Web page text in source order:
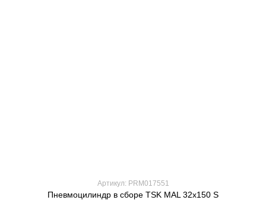
Артикул: PRM017551
Пневмоцилиндр в сборе TSK MAL 32x150 S